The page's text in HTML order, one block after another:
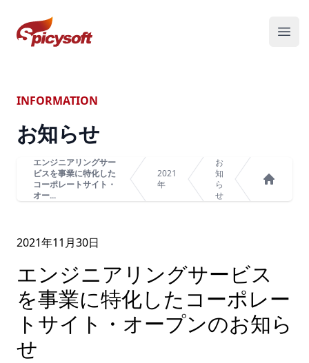
スパイシーソフト株式会社
メニ
INFORMATION
お知らせ
エンジニアリングサー
ビスを事業に特化した
コーポレートサイト・
オー...
2021
年
お
知
ら
せ
2021年11 月30日
エンジニアリングサービス
を事業に特化したコーポレー
トサイト・オープンのお知ら
せ